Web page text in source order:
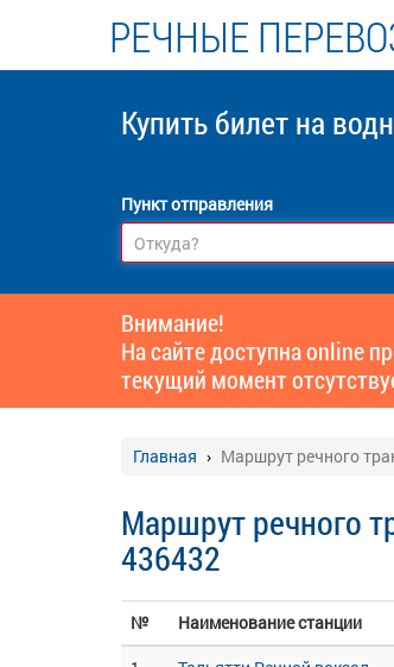
РЕЧНЫЕ
Купить билет на
Пункт отправления
Внимание!
На сайте доступна online
текущий момент
Главная Маршрут речного
Маршрут речного
436432
№ Наименование станции